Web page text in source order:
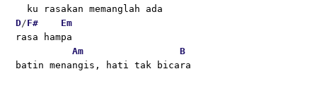
  ku rasakan memanglah ada
D/F#
Em
rasa hampa
Am
B
batin menangis, hati tak bicara